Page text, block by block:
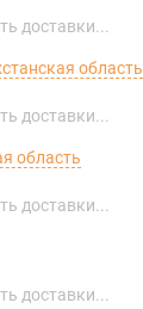
доставки...
область
доставки...
область
доставки...
доставки...